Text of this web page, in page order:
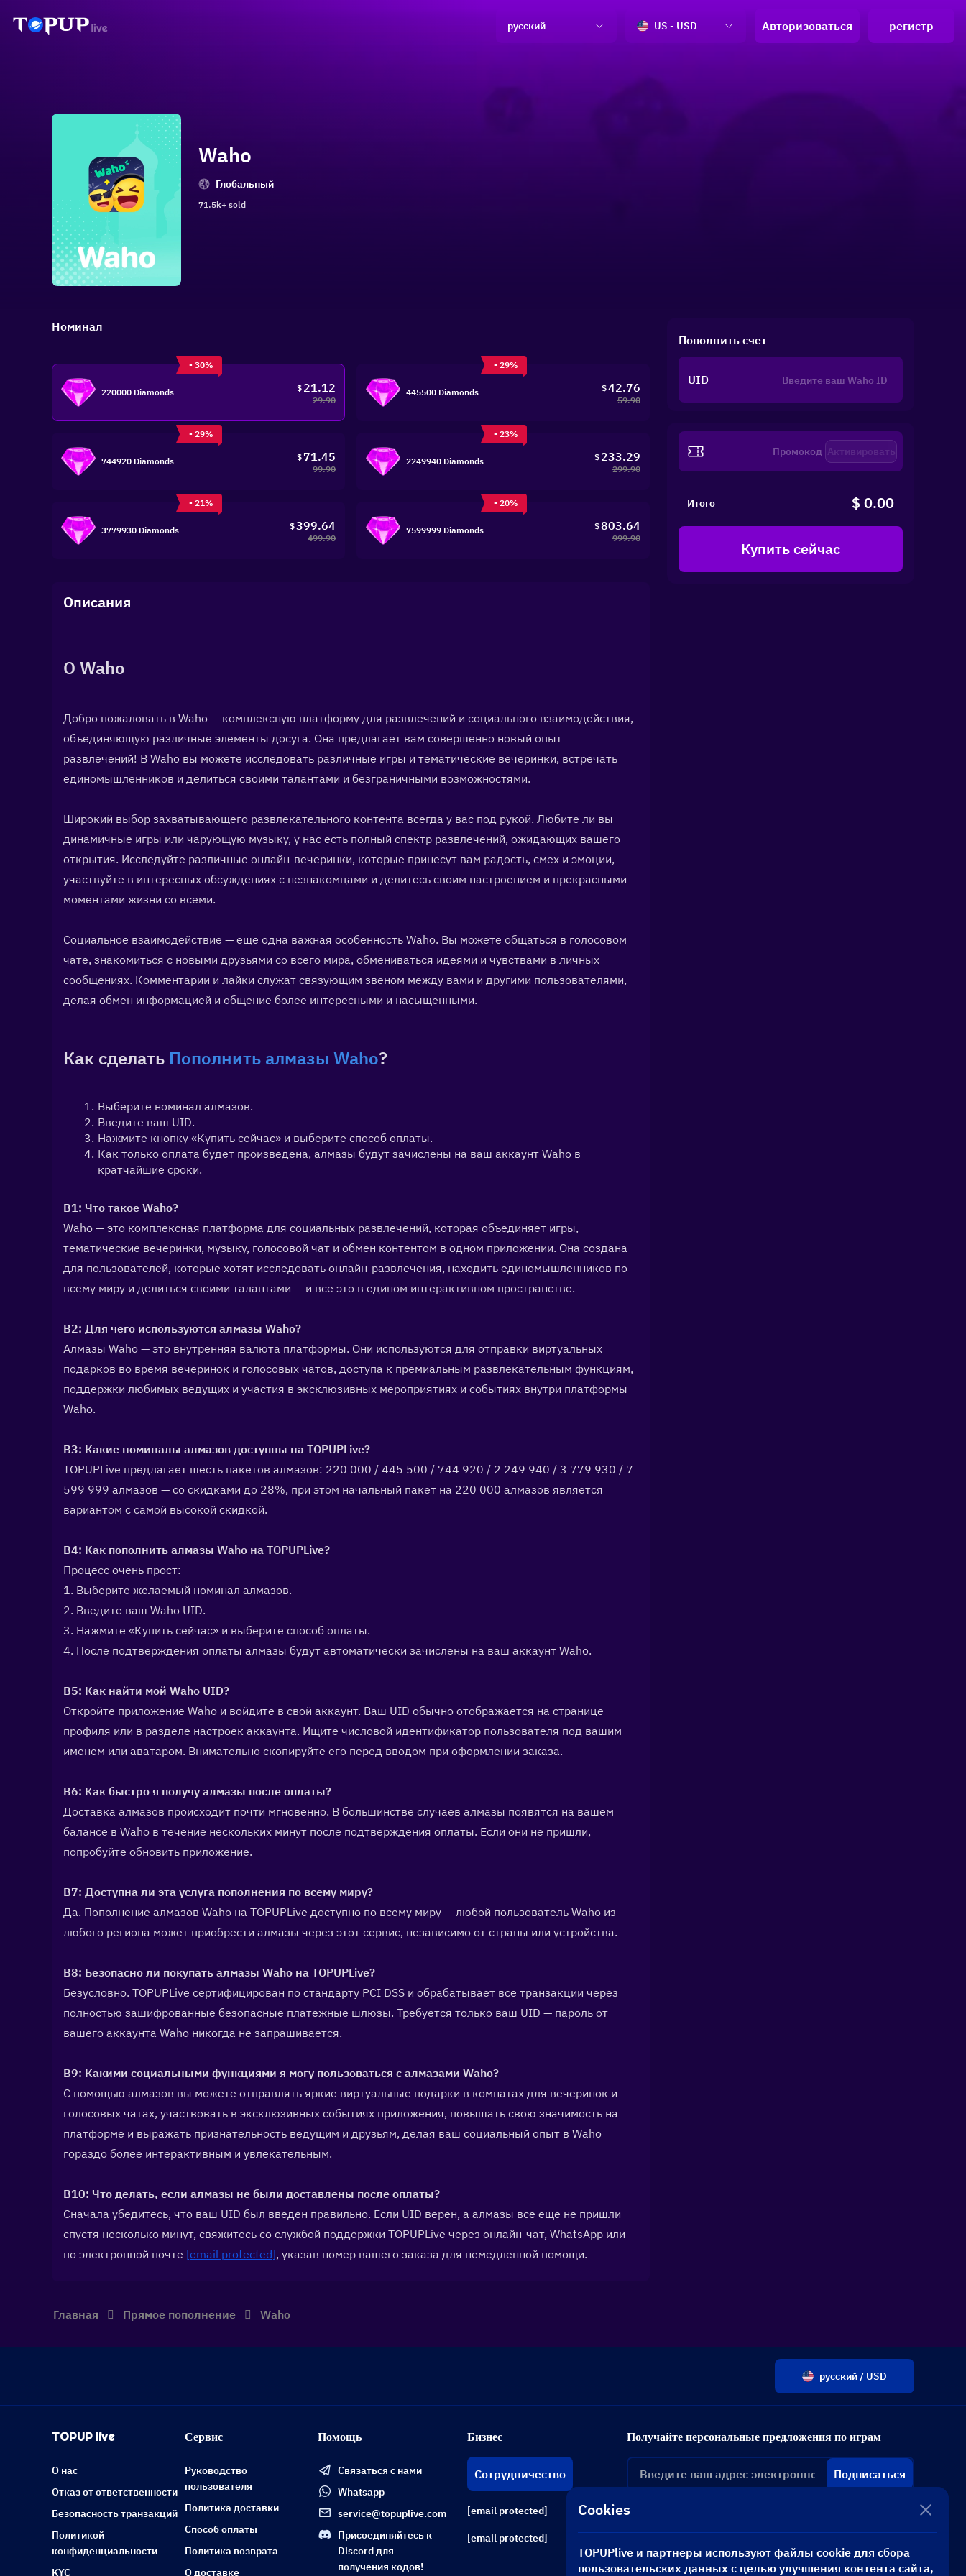
русский US - USD Авторизоваться регистр
Waho
Глобальный
71.5k+ sold
Номинал
- 30%
220000 Diamonds $ 21.12
29.90
- 29%
445500 Diamonds $42.76
59.90
- 29%
744920 Diamonds $ 71.45
99.90
- 23%
2249940 Diamonds $ 233.29
299.90
- 21%
3779930 Diamonds $399.64
499.90
- 20%
7599999 Diamonds $803.64
999.90
Описания
О Waho
Добро пожаловать в Waho — комплексную платформу для развлечений и социального взаимодействия,
объединяющую различные элементы досуга. Она предлагает вам совершенно новый опыт
развлечений! В Waho вы можете исследовать различные игры и тематические вечеринки, встречать
единомышленников и делиться своими талантами и безграничными возможностями.
Широкий выбор захватывающего развлекательного контента всегда у вас под рукой. Любите ли вы
динамичные игры или чарующую музыку, у нас есть полный спектр развлечений, ожидающих вашего
открытия. Исследуйте различные онлайн-вечеринки, которые принесут вам радость, смех и эмоции,
участвуйте в интересных обсуждениях с незнакомцами и делитесь своим настроением и прекрасными
моментами жизни со всеми.
Социальное взаимодействие — еще одна важная особенность Waho. Вы можете общаться в голосовом
чате, знакомиться с новыми друзьями со всего мира, обмениваться идеями и чувствами в личных
сообщениях. Комментарии и лайки служат связующим звеном между вами и другими пользователями,
делая обмен информацией и общение более интересными и насыщенными.
Как сделать Пополнить алмазы Waho?
Выберите номинал алмазов.
Введите ваш UID.
Нажмите кнопку «Купить сейчас» и выберите способ оплаты.
Как только оплата будет произведена, алмазы будут зачислены на ваш аккаунт Waho в
кратчайшие сроки.
В1: Что такое Waho?
Waho — это комплексная платформа для социальных развлечений, которая объединяет игры,
тематические вечеринки, музыку, голосовой чат и обмен контентом в одном приложении. Она создана
для пользователей, которые хотят исследовать онлайн-развлечения, находить единомышленников по
всему миру и делиться своими талантами — и все это в едином интерактивном пространстве.
В2: Для чего используются алмазы Waho?
Алмазы Waho — это внутренняя валюта платформы. Они используются для отправки виртуальных
подарков во время вечеринок и голосовых чатов, доступа к премиальным развлекательным функциям,
поддержки любимых ведущих и участия в эксклюзивных мероприятиях и событиях внутри платформы
Waho.
В3: Какие номиналы алмазов доступны на TOPUPLive?
TOPUPLive предлагает шесть пакетов алмазов: 220 000 / 445 500 / 744 920 / 2 249 940 / 3 779 930 / 7
599 999 алмазов — со скидками до 28%, при этом начальный пакет на 220 000 алмазов является
вариантом с самой высокой скидкой.
В4: Как пополнить алмазы Waho на TOPUPLive?
Процесс очень прост:
1. Выберите желаемый номинал алмазов.
2. Введите ваш Waho UID.
3. Нажмите «Купить сейчас» и выберите способ оплаты.
4. После подтверждения оплаты алмазы будут автоматически зачислены на ваш аккаунт Waho.
В5: Как найти мой Waho UID?
Откройте приложение Waho и войдите в свой аккаунт. Ваш UID обычно отображается на странице
профиля или в разделе настроек аккаунта. Ищите числовой идентификатор пользователя под вашим
именем или аватаром. Внимательно скопируйте его перед вводом при оформлении заказа.
В6: Как быстро я получу алмазы после оплаты?
Доставка алмазов происходит почти мгновенно. В большинстве случаев алмазы появятся на вашем
балансе в Waho в течение нескольких минут после подтверждения оплаты. Если они не пришли,
попробуйте обновить приложение.
В7: Доступна ли эта услуга пополнения по всему миру?
Да. Пополнение алмазов Waho на TOPUPLive доступно по всему миру — любой пользователь Waho из
любого региона может приобрести алмазы через этот сервис, независимо от страны или устройства.
В8: Безопасно ли покупать алмазы Waho на TOPUPLive?
Безусловно. TOPUPLive сертифицирован по стандарту PCI DSS и обрабатывает все транзакции через
полностью зашифрованные безопасные платежные шлюзы. Требуется только ваш UID — пароль от
вашего аккаунта Waho никогда не запрашивается.
В9: Какими социальными функциями я могу пользоваться с алмазами Waho?
С помощью алмазов вы можете отправлять яркие виртуальные подарки в комнатах для вечеринок и
голосовых чатах, участвовать в эксклюзивных событиях приложения, повышать свою значимость на
платформе и выражать признательность ведущим и друзьям, делая ваш социальный опыт в Waho
гораздо более интерактивным и увлекательным.
В10: Что делать, если алмазы не были доставлены после оплаты?
Сначала убедитесь, что ваш UID был введен правильно. Если UID верен, а алмазы все еще не пришли
спустя несколько минут, свяжитесь со службой поддержки TOPUPLive через онлайн-чат, WhatsApp или
по электронной почте [email protected], указав номер вашего заказа для немедленной помощи.
Пополнить счет
UID
Активировать
Итого $ 0.00
Купить сейчас
Главная Прямое пополнение Waho
русский / USD
TOPUP live
О нас
Отказ от ответственности
Безопасность транзакций
Политикой
конфиденциальности
KYC
Сервис
Руководство
пользователя
Политика доставки
Способ оплаты
Политика возврата
О доставке
Помощь
Связаться с нами
Whatsapp
service@topuplive.com
Присоединяйтесь к
Discord для
получения кодов!
Бизнес
Сотрудничество
[email protected]
[email protected]
Получайте персональные предложения по играм
Подписаться
Cookies
TOPUPlive и партнеры используют файлы cookie для сбора
пользовательских данных с целью улучшения контента сайта,